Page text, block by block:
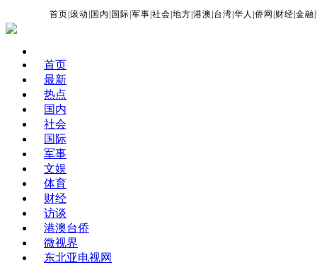
首页 |滚动 国内 国际 |军事 |社会 |地方 |港澳 台湾 |华人 |侨网 财经 |金融 |
首页
最新
热点
国内
社会
国际
军事
文娱
体育
财经
访谈
港澳台侨
微视界
东北亚电视网